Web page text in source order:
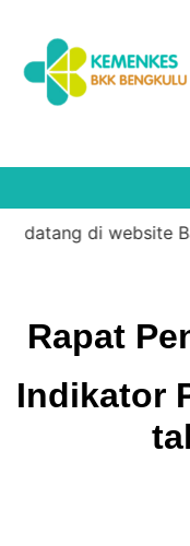
datang di website
Rapat
Indikator